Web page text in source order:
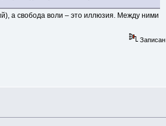
а свобода воли ‒ это иллюзия. Между ними
Записан